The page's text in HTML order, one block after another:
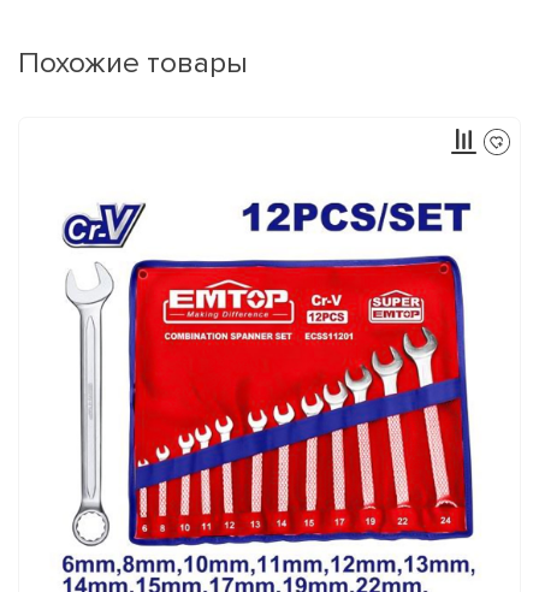
Похожие товары